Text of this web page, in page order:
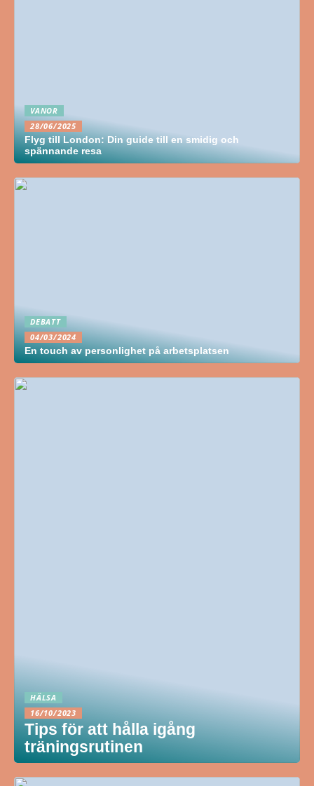
VANOR
28/06/2025
Flyg till London: Din guide till en smidig och
spännande resa
DEBATT
04/03/2024
En touch av personlighet på arbetsplatsen
HÄLSA
16/10/2023
Tips för att hålla igång
träningsrutinen